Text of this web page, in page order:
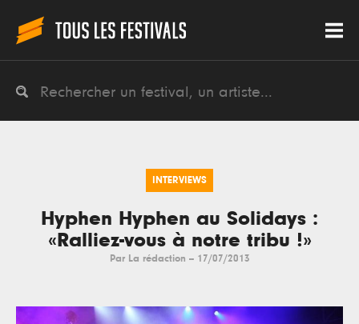
INTERVIEWS
Hyphen Hyphen au Solidays :
«Ralliez-vous à notre tribu !»
Par La rédaction -- 17/07/2013